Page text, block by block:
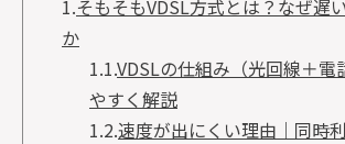
1.そもそもVDSL方式とは？なぜ遅
か
1.1.VDSLの仕組み（光回線＋電
やすく解説
1.2.速度が出にくい理由｜同時